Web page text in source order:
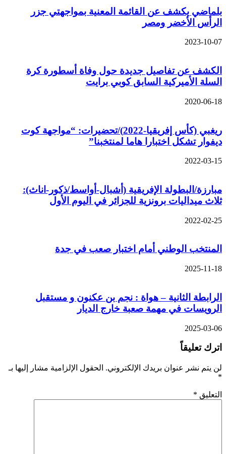
بلماضي يكشف عن القائمة المعنية بمواجهتي جزر
الرأس الأخضر ومصر
2023-10-07
الكشف عن تفاصيل جديدة حول وفاة أسطورة كرة
السلة الأميركية السابق كوبي برايت
2020-06-18
ريغبي (كأس إفريقيا-2022)/تحضيرات: “مواجهة كوت
ديفوار تشكل اختبارا هاما لمنتخبنا”
2022-03-15
مبارزة/البطولة الإفريقية (أشبال-أواسط/ذكور-اناث):
ثلاث ميداليات برونزية للجزائر في اليوم الأول
2022-02-25
المنتخب الوطني أمام اختبار صعب في جدة
2025-11-18
الرابطة الثانية – هواة : نجم بن عكنون و مستقبل
الرويسات في مهمة صعبة خارج الديار
2025-03-06
اترك تعليقاً
لن يتم نشر عنوان بريدك الإلكتروني. الحقول الإلزامية مشار إليها بـ
*
التعليق *